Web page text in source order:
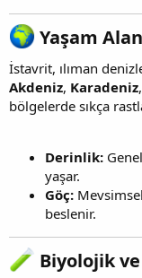
Yaşam
İstavrit, ılıman
Akdeniz, Karadeniz,
bölgelerde sıkça
Derinlik:
yaşar.
Göç:
beslenir.
Biyolojik